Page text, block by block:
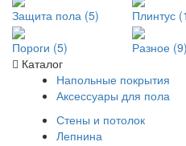
Защита пола (5) Плинтус
Пороги (5)
Разное (9)
Каталог
Напольные покрытия
Аксессуары для пола
Стены и потолок
Лепнина